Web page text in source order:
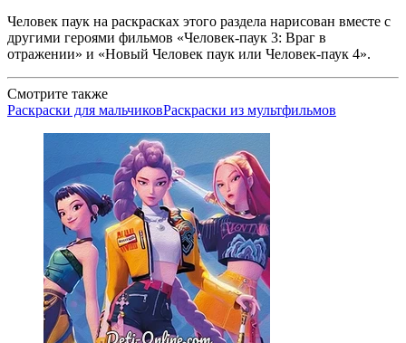
Человек паук на раскрасках этого раздела нарисован вместе с
другими героями фильмов «Человек-паук 3: Враг в
отражении» и «Новый Человек паук или Человек-паук 4».
Смотрите также
Раскраски для мальчиковРаскраски из мультфильмов